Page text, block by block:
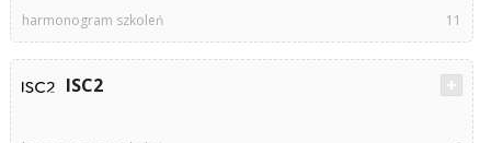
harmonogram szkoleń 11
ISC2